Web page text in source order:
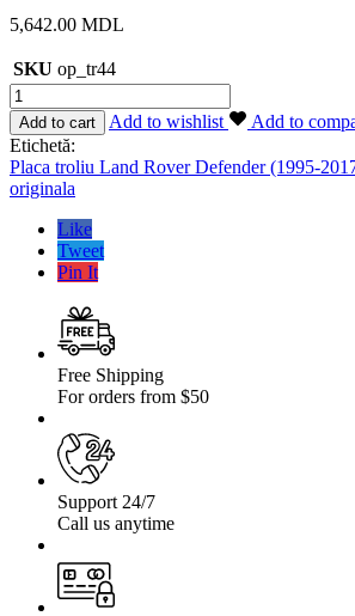
5,642.00 MDL
SKU op_tr44
Cantitate
Placa
troliu
Land
Rover
Defender
(1995-
2017)-
originala
Add to cart Add to wishlist
Add to
Etichetă:
Placa troliu Land Rover Defender (1995-
originala
Like
Tweet
Pin It
Free Shipping
For orders from $50
Support 24/7
Call us anytime